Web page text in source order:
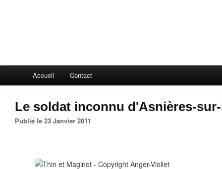
Accueil Contact
Le soldat inconnu d'Asnières-
Publié le 23 Janvier 2011